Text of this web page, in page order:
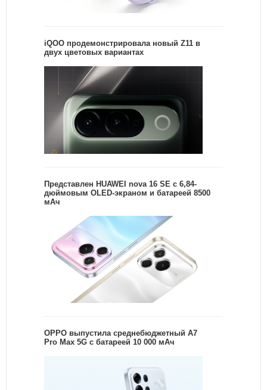
iQOO продемонстрировала новый Z11 в
двух цветовых вариантах
Представлен HUAWEI nova 16 SE с 6,84-
дюймовым OLED-экраном и батареей 8500
мАч
OPPO выпустила среднебюджетный A7
Pro Max 5G с батареей 10 000 мАч